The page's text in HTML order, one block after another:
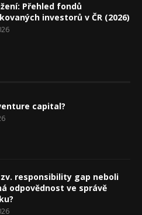
Přehled fondů
investorů v ČR (2026)
capital?
responsibility gap neboli
odpovědnost ve správě